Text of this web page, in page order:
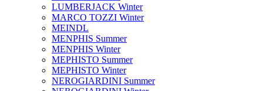
LUMBERJACK Winter
MARCO TOZZI Winter
MEINDL
MENPHIS Summer
MENPHIS Winter
MEPHISTO Summer
MEPHISTO Winter
NEROGIARDINI Summer